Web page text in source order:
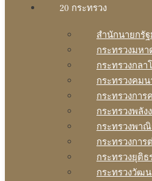
20 กระทรวง
สํานักนายกรั
กระทรวงมห
กระทรวงกลา
กระทรวงคม
กระทรวงการ
กระทรวงพลัง
กระทรวงพา
กระทรวงการ
กระทรวงยุติธ
กระทรวงวัฒ